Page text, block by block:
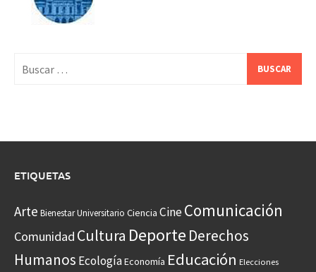
ETIQUETAS
Arte Bienestar Universitario Ciencia CineComunicación
Comunidad Cultura Deporte Derechos
Humanos EcologíaEconomía Educación Elecciones